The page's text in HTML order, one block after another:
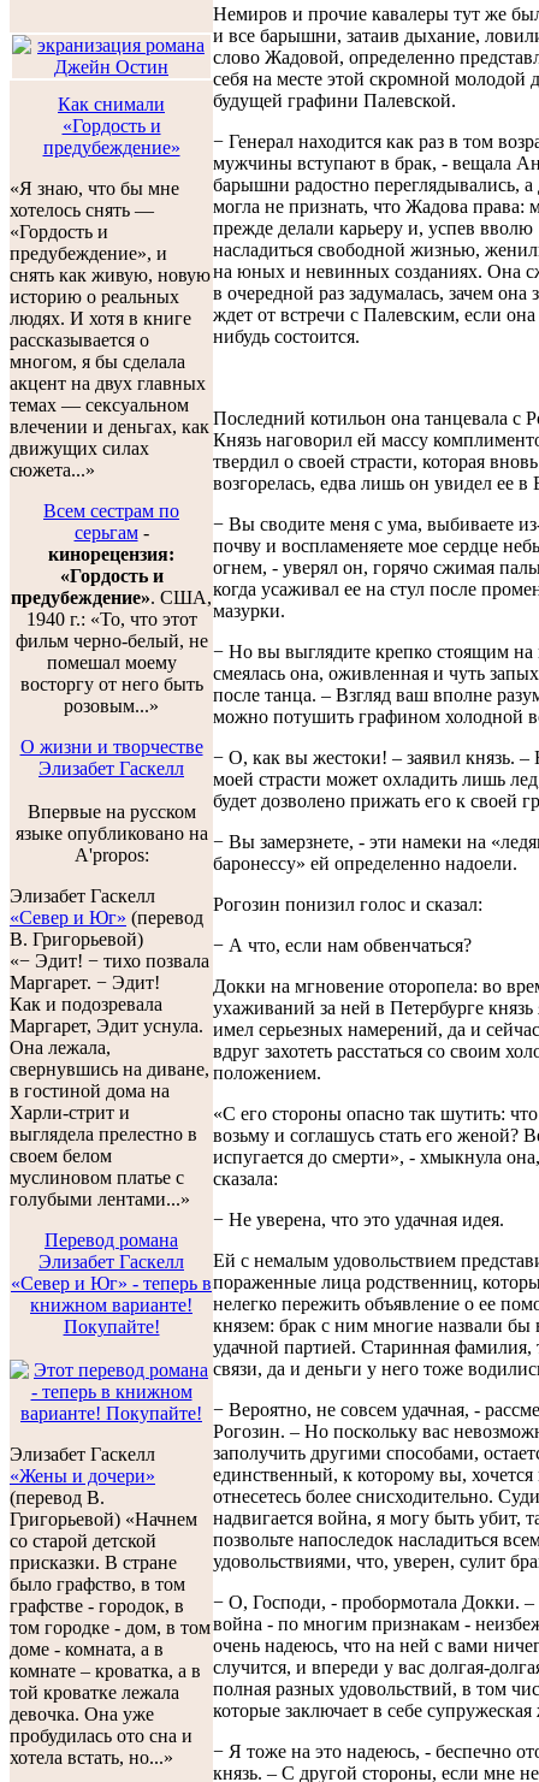
Как снимали
«Гордость и
предубеждение»
«Я знаю, что бы мне
хотелось снять —
«Гордость и
предубеждение», и
снять как живую, новую
историю о реальных
людях. И хотя в книге
рассказывается о
многом, я бы сделала
акцент на двух главных
темах — сексуальном
влечении и деньгах, как
движущих силах
сюжета...»
Всем сестрам по
серьгам-
кинорецензия:
«Гордость и
предубеждение». США,
1940 г.: «То, что этот
фильм черно-белый, не
помешал моему
восторгу от него быть
розовым...»
О жизни и творчестве
Элизабет Гаскелл
Впервые на русском
языке опубликовано на
A'propos:
Элизабет Гаскелл
«Север и Юг» (перевод
В. Григорьевой)
«− Эдит! − тихо позвала
Маргарет. − Эдит!
Как и подозревала
Маргарет, Эдит уснула.
Она лежала,
свернувшись на диване,
в гостиной дома на
Харли-стрит и
выглядела прелестно в
своем белом
муслиновом платье с
голубыми лентами...»
Перевод романа
Элизабет Гаскелл
«Север и Юг» - теперь в
книжном варианте!
Покупайте!
Элизабет Гаскелл
«Жены и дочери»
(перевод В.
Григорьевой) «Начнем
со старой детской
присказки. В стране
было графство, в том
графстве - городок, в
том городке - дом, в том
доме - комната, а в
комнате – кроватка, а в
той кроватке лежала
девочка. Она уже
пробудилась ото сна и
хотела встать, но...»
Немиров и прочие кавалеры тут же
и все барышни, затаив дыхание,
слово Жадовой, определенно
себя на месте этой скромной молодой
будущей графини Палевской.
− Генерал находится как раз в том
мужчины вступают в брак, - вещала
барышни радостно переглядывались,
могла не признать, что Жадова
прежде делали карьеру и, успев вволю
насладиться свободной жизнью,
на юных и невинных созданиях. Она
в очередной раз задумалась, зачем она
ждет от встречи с Палевским, если она
нибудь состоится.
Последний котильон она танцевала с
Князь наговорил ей массу
твердил о своей страсти, которая вновь
возгорелась, едва лишь он увидел ее в
− Вы сводите меня с ума, выбиваете
почву и воспламеняете мое сердце
огнем, - уверял он, горячо сжимая
когда усаживал ее на стул после
мазурки.
− Но вы выглядите крепко стоящим на
смеялась она, оживленная и чуть
после танца. – Взгляд ваш вполне
можно потушить графином холодной
− О, как вы жестоки! – заявил князь.
моей страсти может охладить лишь
будет дозволено прижать его к своей
− Вы замерзнете, - эти намеки на
баронессу» ей определенно надоели.
Рогозин понизил голос и сказал:
− А что, если нам обвенчаться?
Докки на мгновение оторопела: во
ухаживаний за ней в Петербурге князь
имел серьезных намерений, да и
вдруг захотеть расстаться со своим
положением.
«С его стороны опасно так шутить:
возьму и соглашусь стать его женой?
испугается до смерти», - хмыкнула
сказала:
− Не уверена, что это удачная идея.
Ей с немалым удовольствием
пораженные лица родственниц,
нелегко пережить объявление о ее
князем: брак с ним многие назвали бы
удачной партией. Старинная фамилия,
связи, да и деньги у него тоже
− Вероятно, не совсем удачная, -
Рогозин. – Но поскольку вас
заполучить другими способами,
единственный, к которому вы, хочется
отнесетесь более снисходительно.
надвигается война, я могу быть убит,
позвольте напоследок насладиться
удовольствиями, что, уверен, сулит
− О, Господи, - пробормотала Докки.
война - по многим признакам -
очень надеюсь, что на ней с вами
случится, и впереди у вас долгая-
полная разных удовольствий, в том
которые заключает в себе
− Я тоже на это надеюсь, - беспечно
князь. – С другой стороны, если мне не